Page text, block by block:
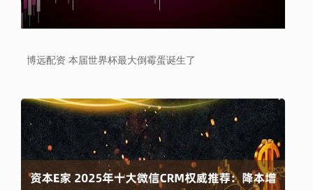
博远配资 本届世界杯最大倒霉蛋诞生了